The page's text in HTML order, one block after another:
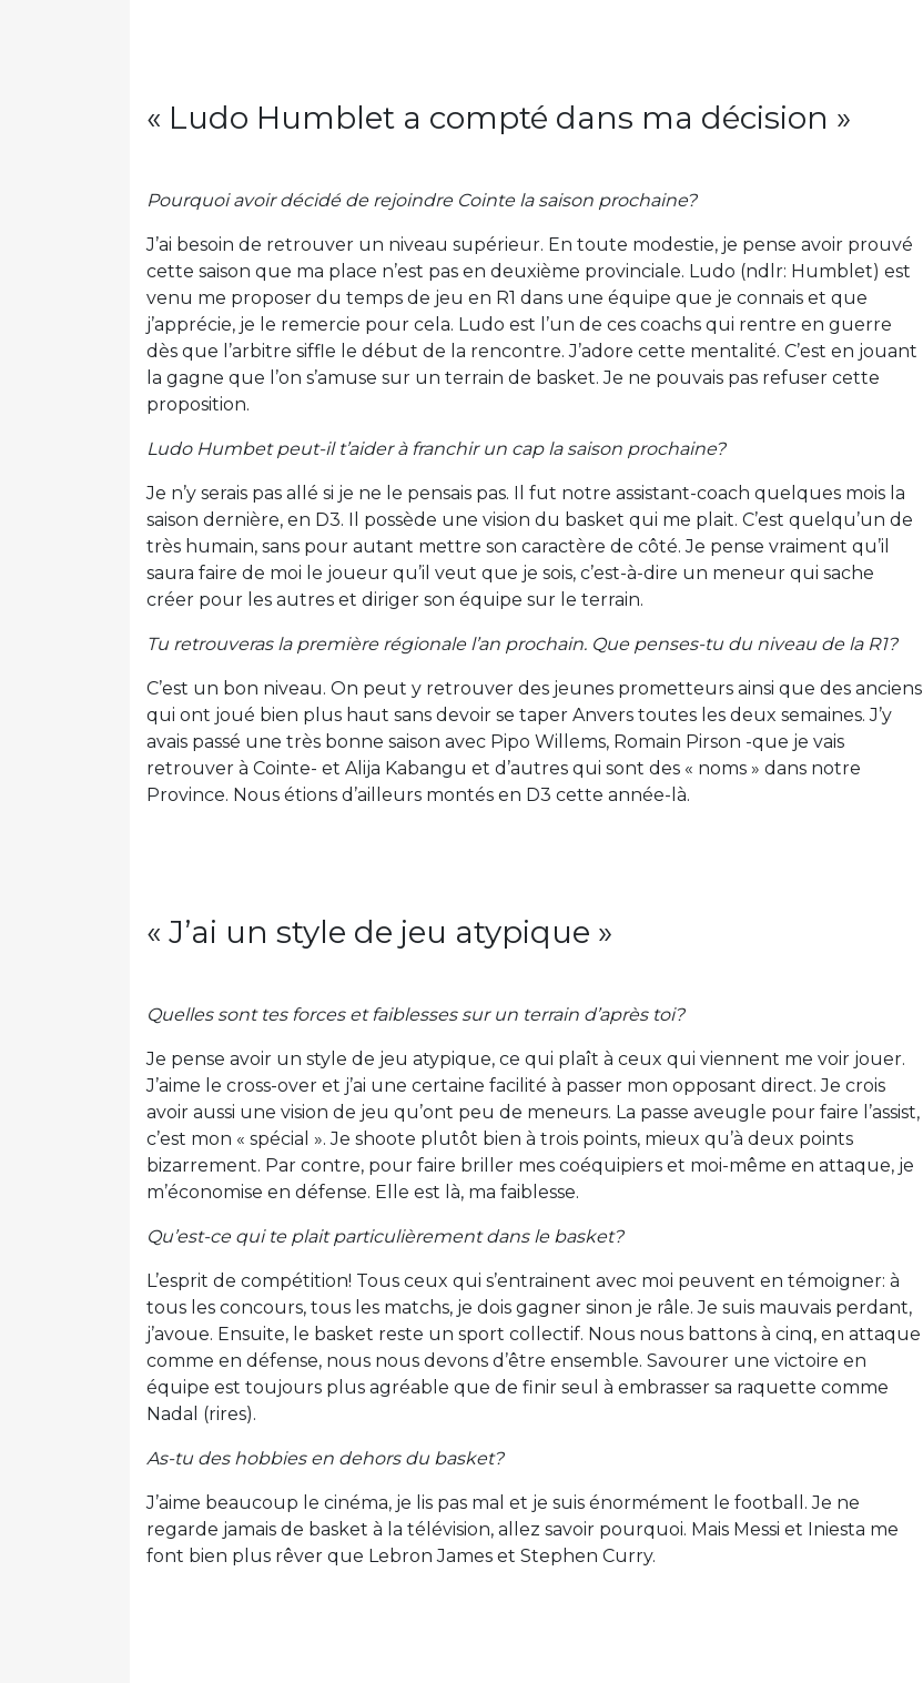
« Ludo Humblet a compté dans ma décision »
Pourquoi avoir décidé de rejoindre Cointe la saison prochaine?
J’ai besoin de retrouver un niveau supérieur. En toute modestie, je pense avoir prouvé
cette saison que ma place n’est pas en deuxième provinciale. Ludo (ndlr: Humblet) est
venu me proposer du temps de jeu en R1 dans une équipe que je connais et que
j’apprécie, je le remercie pour cela. Ludo est l’un de ces coachs qui rentre en guerre
dès que l’arbitre siffle le début de la rencontre. J’adore cette mentalité. C’est en jouant
la gagne que l’on s’amuse sur un terrain de basket. Je ne pouvais pas refuser cette
proposition.
Ludo Humbet peut-il t’aider à franchir un cap la saison prochaine?
Je n’y serais pas allé si je ne le pensais pas. Il fut notre assistant-coach quelques mois la
saison dernière, en D3. Il possède une vision du basket qui me plait. C’est quelqu’un de
très humain, sans pour autant mettre son caractère de côté. Je pense vraiment qu’il
saura faire de moi le joueur qu’il veut que je sois, c’est-à-dire un meneur qui sache
créer pour les autres et diriger son équipe sur le terrain.
Tu retrouveras la première régionale l’an prochain. Que penses-tu du niveau de la R1?
C’est un bon niveau. On peut y retrouver des jeunes prometteurs ainsi que des anciens
qui ont joué bien plus haut sans devoir se taper Anvers toutes les deux semaines. J’y
avais passé une très bonne saison avec Pipo Willems, Romain Pirson -que je vais
retrouver à Cointe- et Alija Kabangu et d’autres qui sont des « noms » dans notre
Province. Nous étions d’ailleurs montés en D3 cette année-là.
« J’ai un style de jeu atypique »
Quelles sont tes forces et faiblesses sur un terrain d’après toi?
Je pense avoir un style de jeu atypique, ce qui plaît à ceux qui viennent me voir jouer.
J’aime le cross-over et j’ai une certaine facilité à passer mon opposant direct. Je crois
avoir aussi une vision de jeu qu’ont peu de meneurs. La passe aveugle pour faire l’assist,
c’est mon « spécial ». Je shoote plutôt bien à trois points, mieux qu’à deux points
bizarrement. Par contre, pour faire briller mes coéquipiers et moi-même en attaque, je
m’économise en défense. Elle est là, ma faiblesse.
Qu’est-ce qui te plait particulièrement dans le basket?
L’esprit de compétition! Tous ceux qui s’entrainent avec moi peuvent en témoigner: à
tous les concours, tous les matchs, je dois gagner sinon je râle. Je suis mauvais perdant,
j’avoue. Ensuite, le basket reste un sport collectif. Nous nous battons à cinq, en attaque
comme en défense, nous nous devons d’être ensemble. Savourer une victoire en
équipe est toujours plus agréable que de finir seul à embrasser sa raquette comme
Nadal (rires).
As-tu des hobbies en dehors du basket?
J’aime beaucoup le cinéma, je lis pas mal et je suis énormément le football. Je ne
regarde jamais de basket à la télévision, allez savoir pourquoi. Mais Messi et Iniesta me
font bien plus rêver que Lebron James et Stephen Curry.